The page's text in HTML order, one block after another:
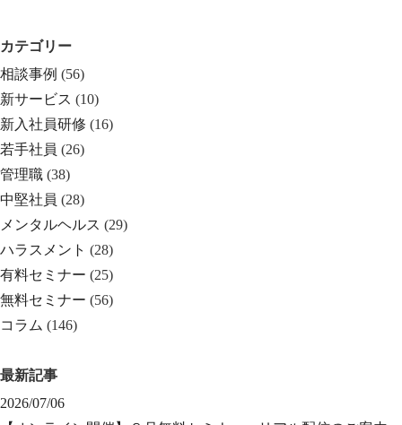
カテゴリー
相談事例 (56)
新サービス (10)
新入社員研修 (16)
若手社員 (26)
管理職 (38)
中堅社員 (28)
メンタルヘルス (29)
ハラスメント (28)
有料セミナー (25)
無料セミナー (56)
コラム (146)
最新記事
2026/07/06